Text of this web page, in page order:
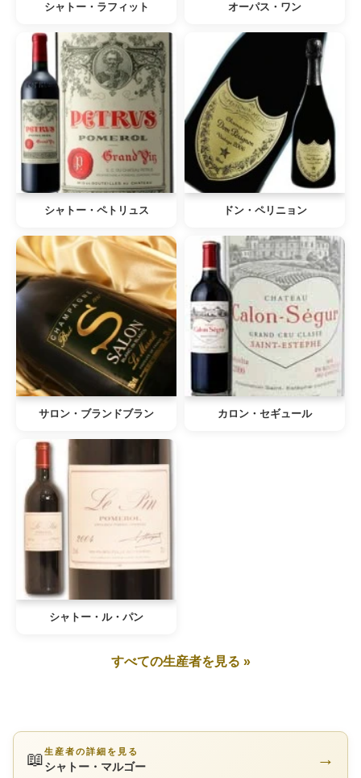
シャトー・ラフィット オーパス・ワン
シャトー・ペトリュス ドン・ペリニョン
サロン・ブランドブラン カロン・セギュール
シャトー・ル・パン
すべての生産者を見る »
📖生産者の詳細を見る
シャトー・マルゴー →